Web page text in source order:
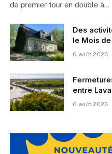
de premier tour en double à…
Des
le Mois
6 août 2026
entre
6 août 2026